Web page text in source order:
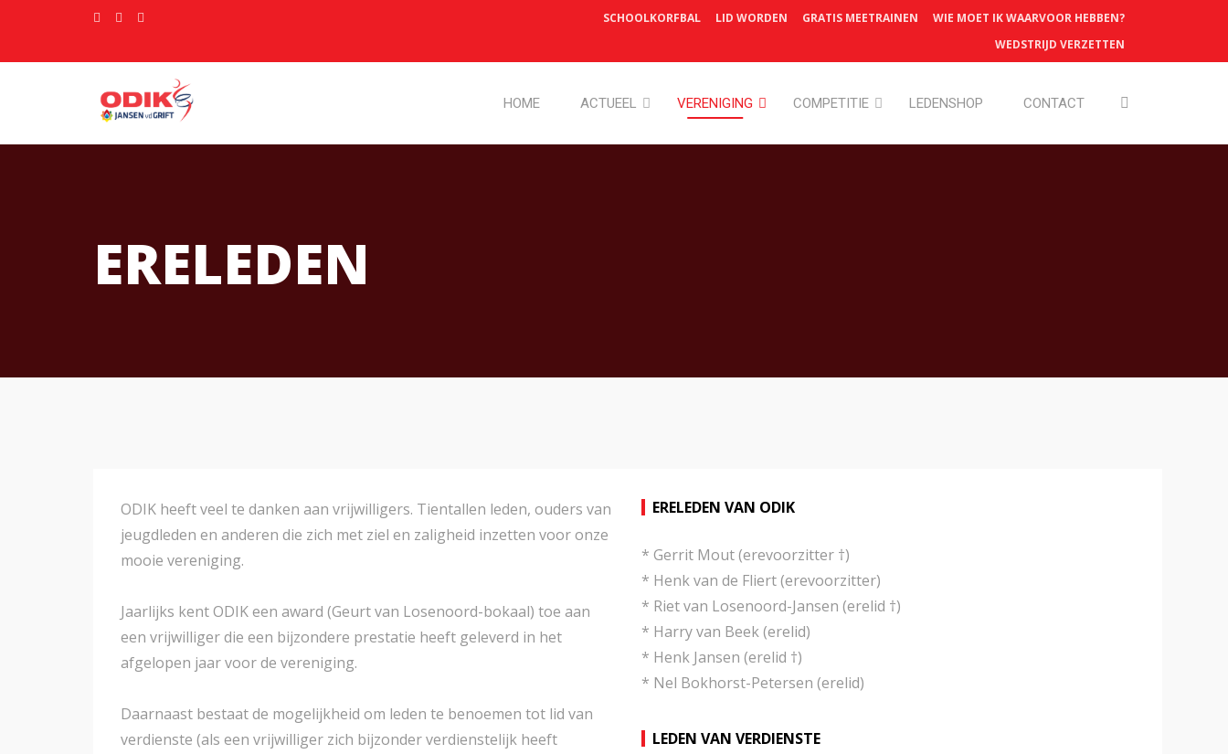
SCHOOLKORFBAL LID WORDEN GRATIS MEETRAINEN
WIE MOET IK WAARVOOR HEBBEN?
WEDSTRIJD VERZETTEN
HOME ACTUEEL VERENIGING COMPETITIE LEDENSHOP CONTACT
ERELEDEN
ODIK heeft veel te danken aan vrijwilligers. Tientallen leden, ouders van
jeugdleden en anderen die zich met ziel en zaligheid inzetten voor onze
mooie vereniging.
Jaarlijks kent ODIK een award (Geurt van Losenoord-bokaal) toe aan
een vrijwilliger die een bijzondere prestatie heeft geleverd in het
afgelopen jaar voor de vereniging.
Daarnaast bestaat de mogelijkheid om leden te benoemen tot lid van
verdienste (als een vrijwilliger zich bijzonder verdienstelijk heeft
ERELEDEN VAN ODIK
* Gerrit Mout (erevoorzitter †)
* Henk van de Fliert (erevoorzitter)
* Riet van Losenoord-Jansen (erelid †)
* Harry van Beek (erelid)
* Henk Jansen (erelid †)
* Nel Bokhorst-Petersen (erelid)
LEDEN VAN VERDIENSTE